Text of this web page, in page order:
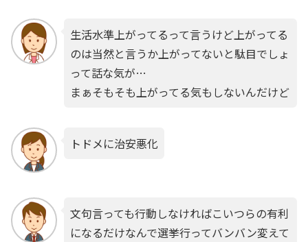
生活水準上がってるって言うけど上がってる
のは当然と言うか上がってないと駄目でしょ
って話な気が…
まぁそもそも上がってる気もしないんだけど
トドメに治安悪化
文句言っても行動しなければこいつらの有利
になるだけなんで選挙行ってバンバン変えて